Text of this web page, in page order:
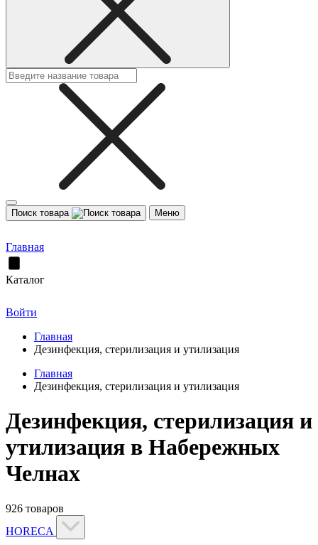
Поиск товара Меню
Главная
Каталог
Войти
Главная
Дезинфекция, стерилизация и утилизация
Главная
Дезинфекция, стерилизация и утилизация
Дезинфекция, стерилизация и
утилизация в Набережных
Челнах
926 товаров
HORECA